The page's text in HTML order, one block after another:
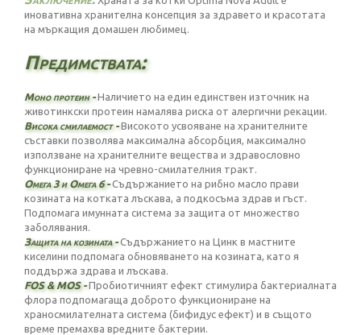
иновативна хранителна консепция за здравето и красотата
на мъркащия домашен любимец.
Предимствата:
Моно протеин -Наличието на един единствен източник на
животинкски протеин намалява риска от алергични рекации.
Висока смилаемост -Високото усвояване на хранителните
съставки позволява максимална абсорбция, максимално
използване на хранителните вещества и здравословно
функциониране на чревно-смилателния тракт.
Омега 3 и Омега 6 -Съдържанието на рибно масло прави
козината на котката лъскава, а подкосъма здрав и гъст.
Подпомага имунната система за защита от множество
заболявания.
Защита на козината -Съдържанието на Цинк в мастните
киселини подпомага обновяването на козината, като я
поддържа здрава и лъскава.
FOS & MOS -Прoбиотичният ефект стимулира бактериалната
флора подпомагаща доброто функциониране на
храносмилателната система (бифидус ефект) и в същото
време премахва вредните бактерии.